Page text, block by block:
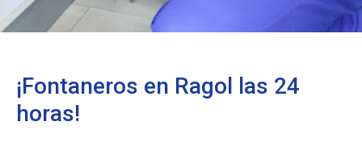
¡Fontaneros en Ragol las 24
horas!